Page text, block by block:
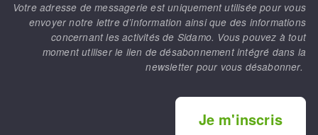
Votre adresse de messagerie est uniquement utilisée pour vous
envoyer notre lettre d’information ainsi que des informations
concernant les activités de Sidamo. Vous pouvez à tout
moment utiliser le lien de désabonnement intégré dans la
newsletter pour vous désabonner.
Je m'inscris